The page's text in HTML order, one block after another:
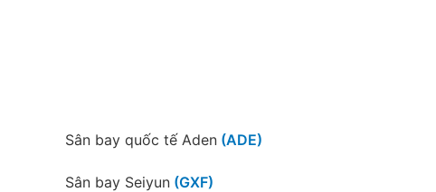
Sân bay quốc tế Aden (ADE)
Sân bay Seiyun (GXF)